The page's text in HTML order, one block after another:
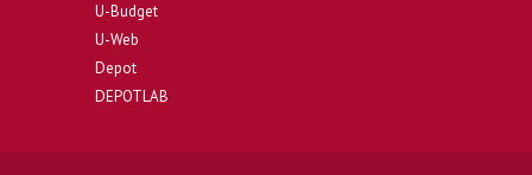
U-Budget
U-Web
Depot
DEPOTLAB